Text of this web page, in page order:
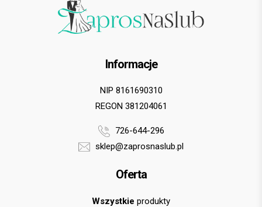
Informacje
NIP 8161690310
REGON 381204061
726-644-296
sklep@zaprosnaslub.pl
Oferta
Wszystkie produkty